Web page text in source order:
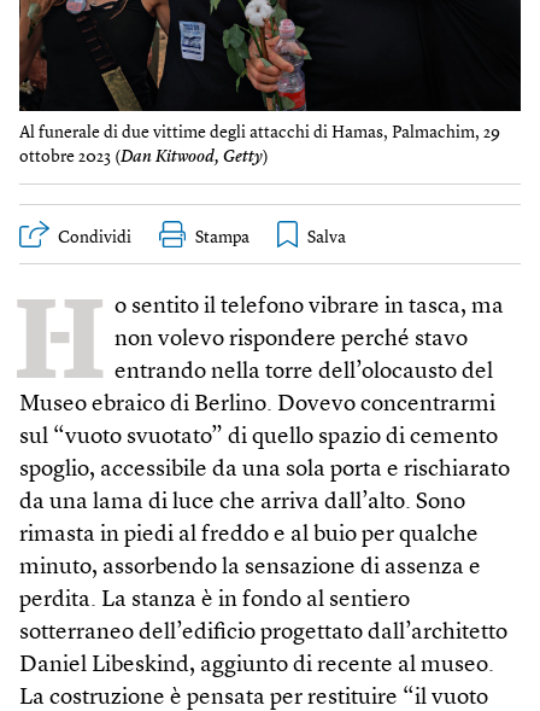
Al funerale di due vittime degli attacchi di Hamas, Palmachim, 29
ottobre 2023 (Dan Kitwood, Getty)
Condividi Stampa
H o sentito il telefono vibrare in tasca, ma
non volevo rispondere perché stavo
entrando nella torre dell’olocausto del
Museo ebraico di Berlino. Dovevo concentrarmi
sul “vuoto svuotato” di quello spazio di cemento
spoglio, accessibile da una sola porta e rischiarato
da una lama di luce che arriva dall’alto. Sono
rimasta in piedi al freddo e al buio per qualche
minuto, assorbendo la sensazione di assenza e
perdita. La stanza è in fondo al sentiero
sotterraneo dell’edificio progettato dall’architetto
Daniel Libeskind, aggiunto di recente al museo.
La costruzione è pensata per restituire “il vuoto